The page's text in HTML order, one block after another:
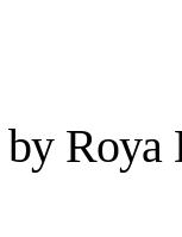
Roya